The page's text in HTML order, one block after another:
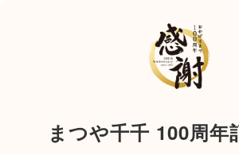
まつや千千 100周年